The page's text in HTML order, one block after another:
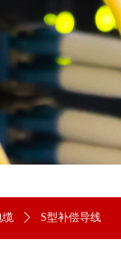
缆 ꄲ S型补偿导线